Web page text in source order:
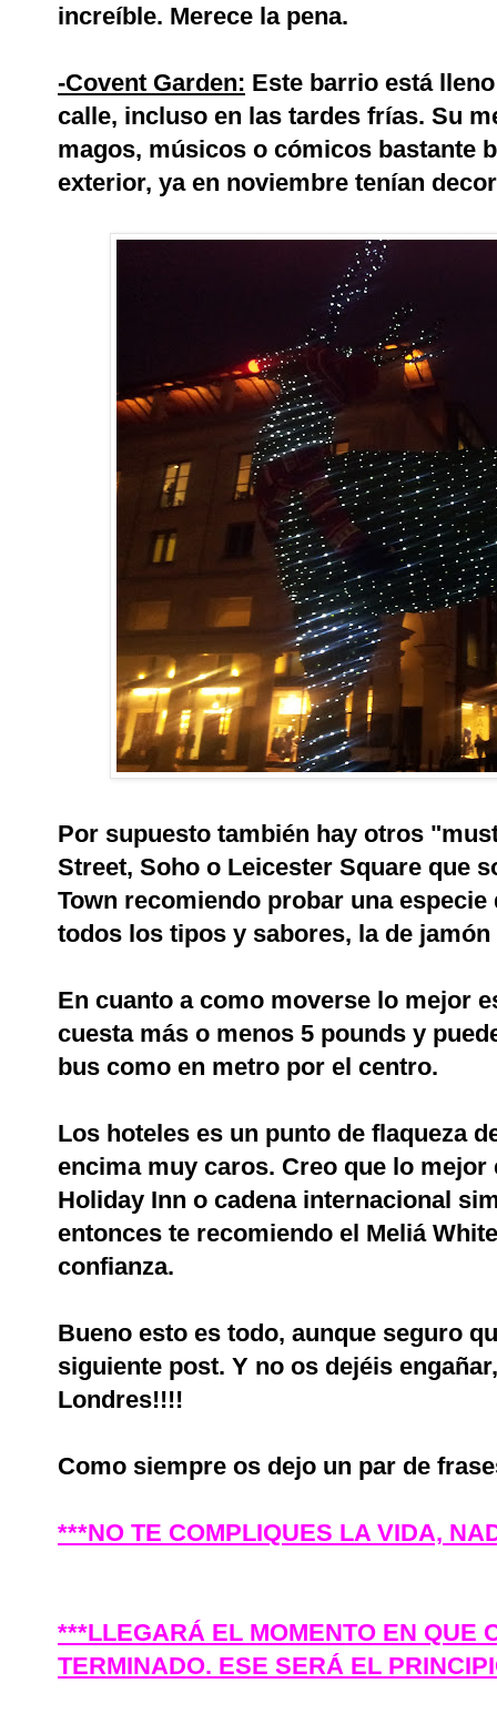
increíble. Merece la pena.
-Covent Garden: Este barrio está
calle, incluso en las tardes frías. Su
magos, músicos o cómicos bastante
exterior, ya en noviembre tenían
Por supuesto también hay otros
Street, Soho o Leicester Square que
Town recomiendo probar una
todos los tipos y sabores, la de
En cuanto a como moverse lo mejor
cuesta más o menos 5 pounds y
bus como en metro por el centro.
Los hoteles es un punto de flaqueza
encima muy caros. Creo que lo
Holiday Inn o cadena internacional
entonces te recomiendo el Meliá
confianza.
Bueno esto es todo, aunque seguro
siguiente post. Y no os dejéis
Londres!!!!
Como siempre os dejo un par de
***NO TE COMPLIQUES LA VIDA,
***LLEGARÁ EL MOMENTO EN QUE
TERMINADO. ESE SERÁ EL